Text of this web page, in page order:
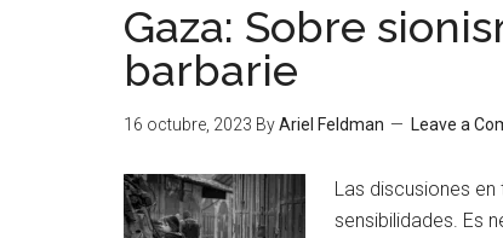
Gaza: Sobre
barbarie
16 octubre, 2023 ByAriel Feldman Leave a
Las discusiones
sensibilidades. Es